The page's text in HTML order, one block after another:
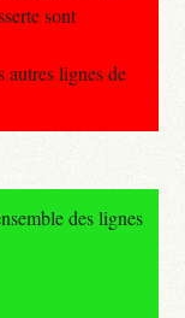
sont
autres lignes de
des lignes